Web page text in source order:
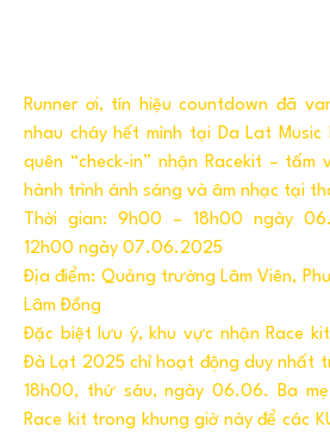
Runner ơi, tín hiệu countdown đã
nhau cháy hết mình tại Da Lat
quên “check-in” nhận Racekit – tấm
hành trình ánh sáng và âm nhạc tại
Thời gian: 9h00 – 18h00 ngày
12h00 ngày 07.06.2025
Địa điểm: Quảng trường Lâm Viên,
Lâm Đồng
Đặc biệt lưu ý, khu vực nhận Race kit
Đà Lạt 2025 chỉ hoạt động duy nhất
18h00, thứ sáu, ngày 06.06. Ba
Race kit trong khung giờ này để các